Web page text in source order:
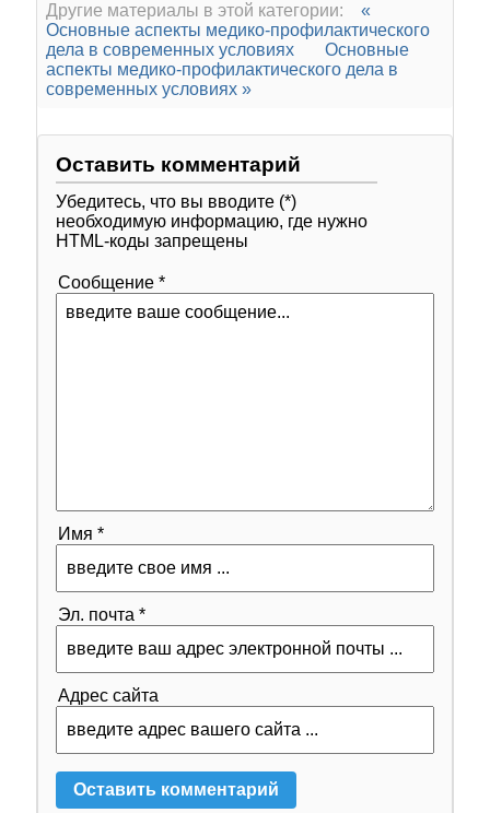
Другие материалы в этой категории:
«
Основные аспекты медико-профилактического
дела в современных условиях
Основные
аспекты медико-профилактического дела в
современных условиях »
Оставить комментарий
Убедитесь, что вы вводите (*)
необходимую информацию, где нужно
HTML-коды запрещены
Сообщение *
Имя *
Эл. почта *
Адрес сайта